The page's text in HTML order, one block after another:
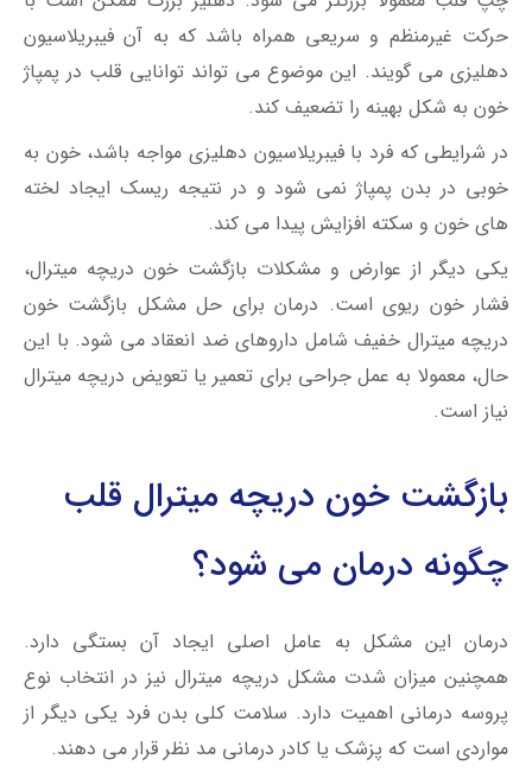
حرکت غیرمنظم و سریعی همراه باشد که به آن فیبریلاسیون
دهلیزی می گویند. این موضوع می تواند توانایی قلب در پمپاژ
خون به شکل بهینه را تضعیف کند.
در شرایطی که فرد با فیبریلاسیون دهلیزی مواجه باشد، خون به
خوبی در بدن پمپاژ نمی شود و در نتیجه ریسک ایجاد لخته
های خون و سکته افزایش پیدا می کند.
یکی دیگر از عوارض و مشکلات بازگشت خون دریچه میترال،
فشار خون ریوی است. درمان برای حل مشکل بازگشت خون
دریچه میترال خفیف شامل داروهای ضد انعقاد می شود. با این
حال، معمولا به عمل جراحی برای تعمیر یا تعویض دریچه میترال
نیاز است.
بازگشت خون دریچه میترال قلب
چگونه درمان می شود؟
درمان این مشکل به عامل اصلی ایجاد آن بستگی دارد.
همچنین میزان شدت مشکل دریچه میترال نیز در انتخاب نوع
پروسه درمانی اهمیت دارد. سلامت کلی بدن فرد یکی دیگر از
مواردی است که پزشک یا کادر درمانی مد نظر قرار می دهند.